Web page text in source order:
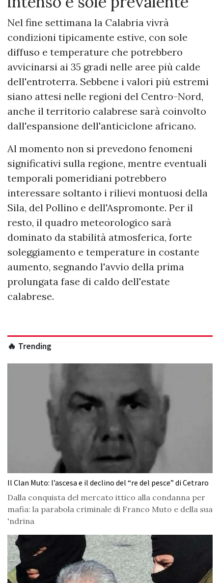
Nel fine settimana la Calabria vivrà
condizioni tipicamente estive, con sole
diffuso e temperature che potrebbero
avvicinarsi ai 35 gradi nelle aree più calde
dell'entroterra. Sebbene i valori più estremi
siano attesi nelle regioni del Centro-Nord,
anche il territorio calabrese sarà coinvolto
dall'espansione dell'anticiclone africano.
Al momento non si prevedono fenomeni
significativi sulla regione, mentre eventuali
temporali pomeridiani potrebbero
interessare soltanto i rilievi montuosi della
Sila, del Pollino e dell'Aspromonte. Per il
resto, il quadro meteorologico sarà
dominato da stabilità atmosferica, forte
soleggiamento e temperature in costante
aumento, segnando l'avvio della prima
prolungata fase di caldo dell'estate
calabrese.
🔥 Trending
Il Clan Muto: l’ascesa e il declino del “re del pesce” di Cetraro
Dalla conquista del mercato ittico alla condanna per
mafia: la parabola criminale di Franco Muto e della sua
'ndrina